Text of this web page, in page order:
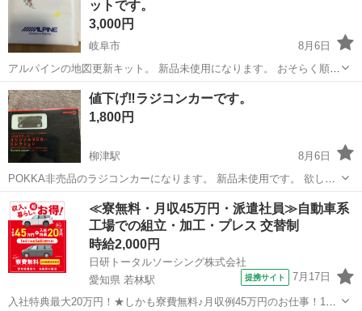
開封もしてませんが神経質な方は...
ットです。
3,000円
岐阜市
8月6日
アルパインの地図更新キット。 新品未使用になります。 おそらく順番
に更新しないとダメだとは思いますが、その辺はわかりかねます。 対
応機種は写メで確認してください。 尚取り引き後は3Nでよろしくお願
いします。
岐阜 岐阜市 パーツ
値下げ‼️ラジコンカーです。
1,800円
柳津駅
8月6日
POKKA非売品のラジコンカーになります。 新品未使用です。 欲しい
方居ましたらどうでしょか。 尚ノークレンム、ノーリターンでお願い
します。
岐阜 岐阜市 柳津駅 その他 ラジコンカー
≪寮無料・月収45万円・派遣社員≫自動車系
工場での組立・加工・プレス 交替制
時給2,000円
日研トータルソーシング株式会社
愛知県 若林駅
提携サイト 7月17日
入社特典最大20万円！★しかも寮費無料♪月収例45万円のお仕事！1年